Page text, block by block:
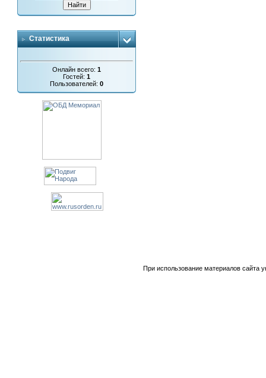
Статистика
Онлайн всего:1
Гостей:1
Пользователей:0
При использование материалов сайта